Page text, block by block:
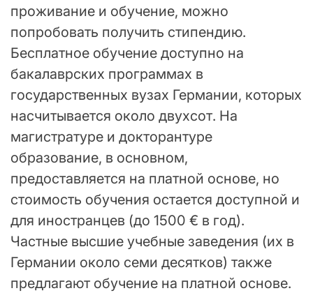
проживание и обучение, можно
попробовать получить стипендию.
Бесплатное обучение доступно на
бакалаврских программах в
государственных вузах Германии, которых
насчитывается около двухсот. На
магистратуре и докторантуре
образование, в основном,
предоставляется на платной основе, но
стоимость обучения остается доступной и
для иностранцев (до 1500 € в год).
Частные высшие учебные заведения (их в
Германии около семи десятков) также
предлагают обучение на платной основе.